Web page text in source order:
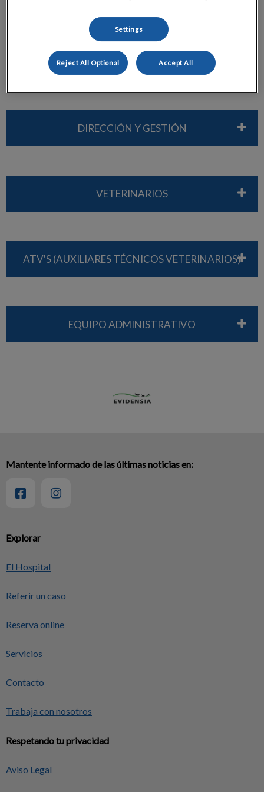
para seguir formándonos y creciendo en el ámbito profesional
DIRECCIÓN Y GESTIÓN
VETERINARIOS
ATV'S (AUXILIARES TÉCNICOS VETERINARIOS)
EQUIPO ADMINISTRATIVO
Explorar
El Hospital
Referir un caso
Reserva online
Servicios
Contacto
Trabaja con nosotros
Respetando tu privacidad
Aviso Legal
Mantente informado de las últimas noticias en:
Settings
Reject All Optional Accept All